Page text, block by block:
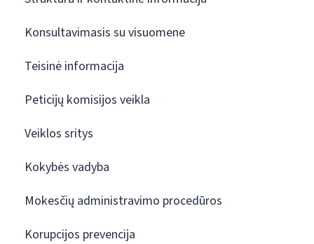
Konsultavimasis su visuomene
Teisinė informacija
Peticijų komisijos veikla
Veiklos sritys
Kokybės vadyba
Mokesčių administravimo procedūros
Korupcijos prevencija